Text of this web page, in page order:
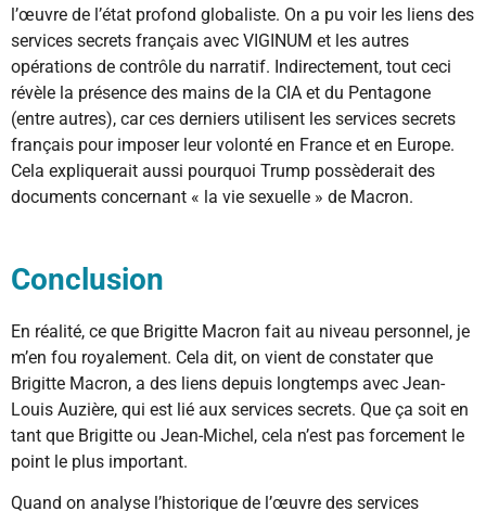
l’œuvre de l’état profond globaliste. On a pu voir les liens des
services secrets français avec VIGINUM et les autres
opérations de contrôle du narratif. Indirectement, tout ceci
révèle la présence des mains de la CIA et du Pentagone
(entre autres), car ces derniers utilisent les services secrets
français pour imposer leur volonté en France et en Europe.
Cela expliquerait aussi pourquoi Trump possèderait des
documents concernant « la vie sexuelle » de Macron.
Conclusion
En réalité, ce que Brigitte Macron fait au niveau personnel, je
m’en fou royalement. Cela dit, on vient de constater que
Brigitte Macron, a des liens depuis longtemps avec Jean-
Louis Auzière, qui est lié aux services secrets. Que ça soit en
tant que Brigitte ou Jean-Michel, cela n’est pas forcement le
point le plus important.
Quand on analyse l’historique de l’œuvre des services